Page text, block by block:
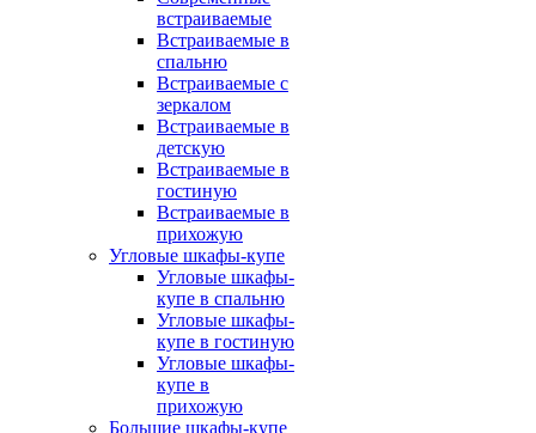
встраиваемые
Встраиваемые в
спальню
Встраиваемые с
зеркалом
Встраиваемые в
детскую
Встраиваемые в
гостиную
Встраиваемые в
прихожую
Угловые шкафы-купе
Угловые шкафы-
купе в спальню
Угловые шкафы-
купе в гостиную
Угловые шкафы-
купе в
прихожую
Большие шкафы-купе